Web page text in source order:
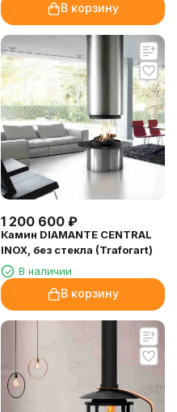
В корзину
1 200 600 ₽
Камин DIAMANTE CENTRAL
INOX, без стекла (Traforart)
В наличии
В корзину